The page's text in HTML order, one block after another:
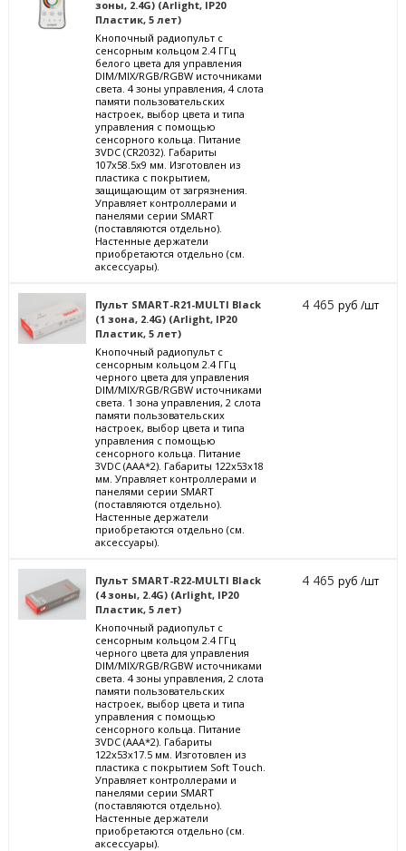
зоны, 2.4G) (Arlight, IP20
Пластик, 5 лет)
Кнопочный радиопульт с
сенсорным кольцом 2.4 ГГц
белого цвета для управления
DIM/MIX/RGB/RGBW источниками
света. 4 зоны управления, 4 слота
памяти пользовательских
настроек, выбор цвета и типа
управления с помощью
сенсорного кольца. Питание
3VDC (CR2032). Габариты
107x58.5x9 мм. Изготовлен из
пластика с покрытием,
защищающим от загрязнения.
Управляет контроллерами и
панелями серии SMART
(поставляются отдельно).
Настенные держатели
приобретаются отдельно (см.
аксессуары).
Пульт SMART-R21-MULTI Black
(1 зона, 2.4G) (Arlight, IP20
Пластик, 5 лет)
Кнопочный радиопульт с
сенсорным кольцом 2.4 ГГц
черного цвета для управления
DIM/MIX/RGB/RGBW источниками
света. 1 зона управления, 2 слота
памяти пользовательских
настроек, выбор цвета и типа
управления с помощью
сенсорного кольца. Питание
3VDC (AAA*2). Габариты 122x53x18
мм. Управляет контроллерами и
панелями серии SMART
(поставляются отдельно).
Настенные держатели
приобретаются отдельно (см.
аксессуары).
4 465руб /шт
Пульт SMART-R22-MULTI Black
(4 зоны, 2.4G) (Arlight, IP20
Пластик, 5 лет)
Кнопочный радиопульт с
сенсорным кольцом 2.4 ГГц
черного цвета для управления
DIM/MIX/RGB/RGBW источниками
света. 4 зоны управления, 2 слота
памяти пользовательских
настроек, выбор цвета и типа
управления с помощью
сенсорного кольца. Питание
3VDC (AAA*2). Габариты
122x53x17.5 мм. Изготовлен из
пластика с покрытием Soft Touch.
Управляет контроллерами и
панелями серии SMART
(поставляются отдельно).
Настенные держатели
приобретаются отдельно (см.
аксессуары).
4 465руб /шт